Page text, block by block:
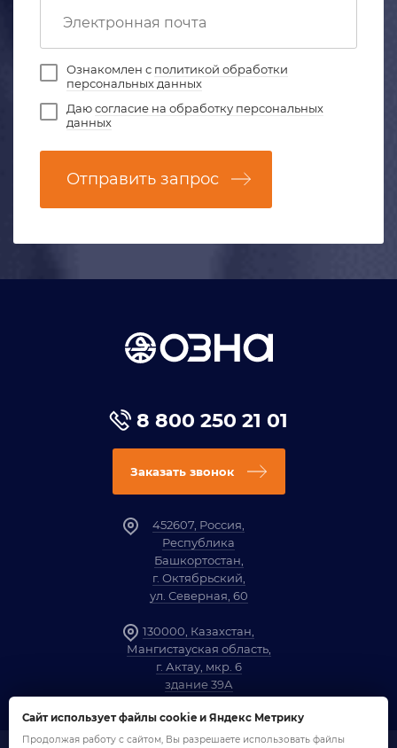
Ознакомлен с политикой обработки
персональных данных
Даюсогласие на обработку персональных
данных
Отправить запрос
8 800 250 21 01
Заказать звонок
452607, Россия,
Республика
Башкортостан,
г. Октябрьский,
ул. Северная, 60
130000, Казахстан,
Мангистауская область,
г. Актау, мкр. 6
здание 39А
Сайт использует файлы cookie и Яндекс Метрику
Продолжая работу с сайтом, Вы разрешаете использовать файлы